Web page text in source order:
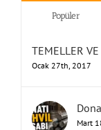
Popüler
TEMELLER
Ocak 27th, 2017
Mart